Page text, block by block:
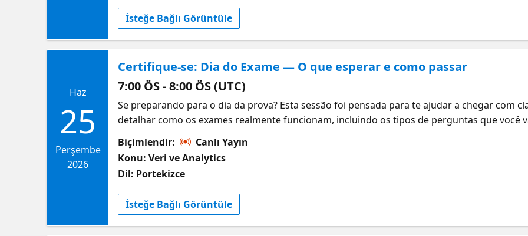
sessões on-demand por tema para você continuar aprendendo no seu próprio ritmo.
İsteğe Bağlı Görüntüle
Haz
25
Perşembe
2026
Certifique-se: Dia do Exame — O que esperar e como passar
7:00 ÖS - 8:00 ÖS (UTC)
Se preparando para o dia da prova? Esta sessão foi pensada para te ajudar a chegar com
detalhar como os exames realmente funcionam, incluindo os tipos de perguntas que você
fizeram e passaram, com dicas reais sobre o que realmente funciona. Também vamos
para estudar, gerenciar seu tempo durante a prova e manter o foco nos momentos mais
começando agora ou perto da prova, esta sessão vai te ajudar a se sentir preparado.
Biçimlendir:
Canlı Yayın
Konu: Veri ve Analytics
Dil: Portekizce
İsteğe Bağlı Görüntüle